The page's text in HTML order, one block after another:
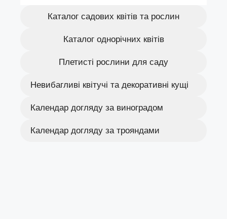
Каталог садових квітів та рослин
Каталог однорічних квітів
Плетисті рослини для саду
Невибагливі квітучі та декоративні кущі
Календар догляду за виноградом
Календар догляду за трояндами